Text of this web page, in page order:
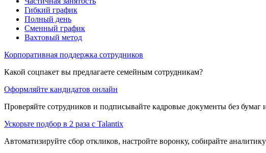
Гибкий график
Полный день
Сменный график
Вахтовый метод
Корпоративная поддержка сотрудников
Какой соцпакет вы предлагаете семейным сотрудникам?
Оформляйте кандидатов онлайн
Проверяйте сотрудников и подписывайте кадровые документы без бумаг
Ускорьте подбор в 2 раза с Talantix
Автоматизируйте сбор откликов, настройте воронку, собирайте